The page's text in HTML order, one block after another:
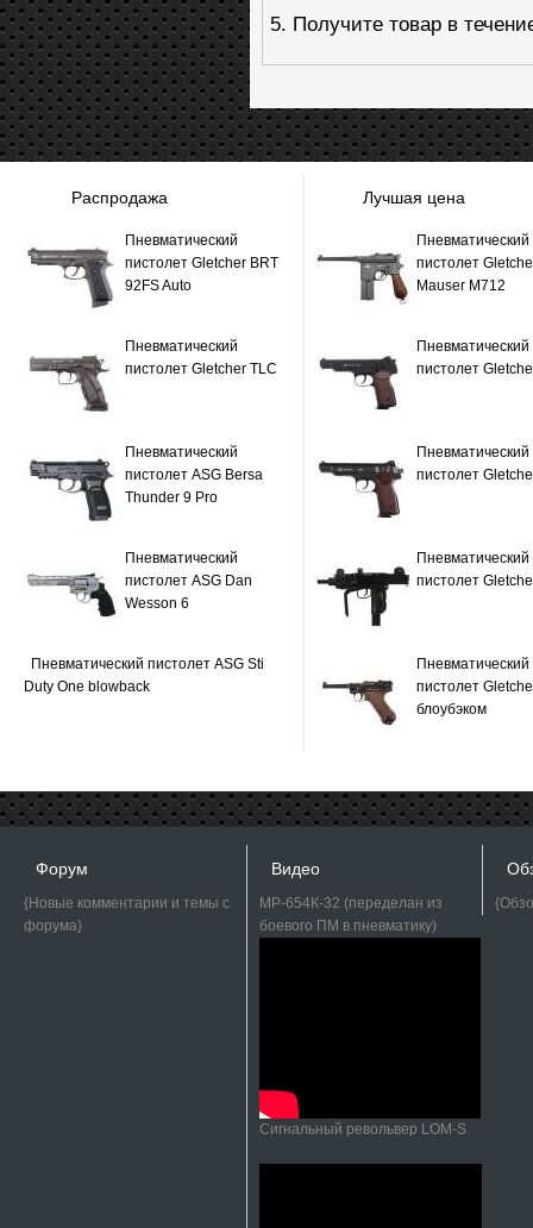
Получите товар в
Распродажа
Пневматический
пистолет Gletcher BRT
92FS Auto
Пневматический
пистолет Gletcher TLC
Пневматический
пистолет ASG Bersa
Thunder 9 Pro
Пневматический
пистолет ASG Dan
Wesson 6
Пневматический пистолет ASG Sti
Duty One blowback
Лучшая цена
Пневматический
пистолет
Mauser M712
Пневматический
пистолет
Пневматический
пистолет
Пневматический
пистолет
Пневматический
пистолет
блоубэком
Форум
{Новые комментарии и темы с
форума}
Видео
МР-654К-32 (переделан из
боевого ПМ в пневматику)
Сигнальный револьвер LOM-S